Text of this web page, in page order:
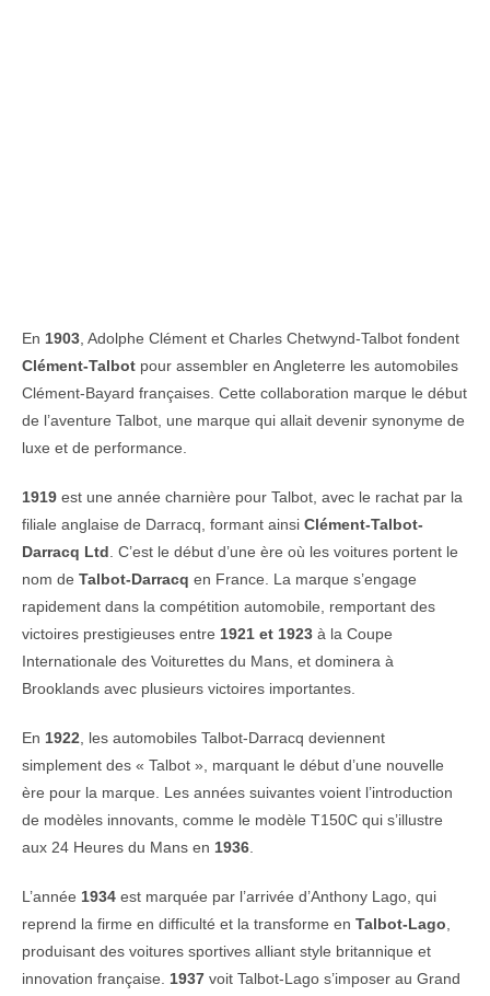
En 1903, Adolphe Clément et Charles Chetwynd-Talbot fondent
Clément-Talbot pour assembler en Angleterre les automobiles
Clément-Bayard françaises. Cette collaboration marque le début
de l’aventure Talbot, une marque qui allait devenir synonyme de
luxe et de performance.
1919 est une année charnière pour Talbot, avec le rachat par la
filiale anglaise de Darracq, formant ainsi Clément-Talbot-
Darracq Ltd. C’est le début d’une ère où les voitures portent le
nom de Talbot-Darracq en France. La marque s’engage
rapidement dans la compétition automobile, remportant des
victoires prestigieuses entre 1921 et 1923 à la Coupe
Internationale des Voiturettes du Mans, et dominera à
Brooklands avec plusieurs victoires importantes.
En 1922, les automobiles Talbot-Darracq deviennent
simplement des « Talbot », marquant le début d’une nouvelle
ère pour la marque. Les années suivantes voient l’introduction
de modèles innovants, comme le modèle T150C qui s’illustre
aux 24 Heures du Mans en 1936.
L’année 1934 est marquée par l’arrivée d’Anthony Lago, qui
reprend la firme en difficulté et la transforme en Talbot-Lago,
produisant des voitures sportives alliant style britannique et
innovation française. 1937 voit Talbot-Lago s’imposer au Grand